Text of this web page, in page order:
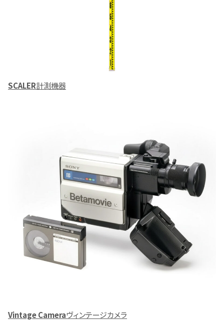
SCALER計測機器
Vintage Cameraヴィンテージカメラ